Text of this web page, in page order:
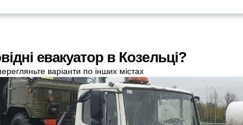
евакуатор в Козельці?
варіанти по інших містах